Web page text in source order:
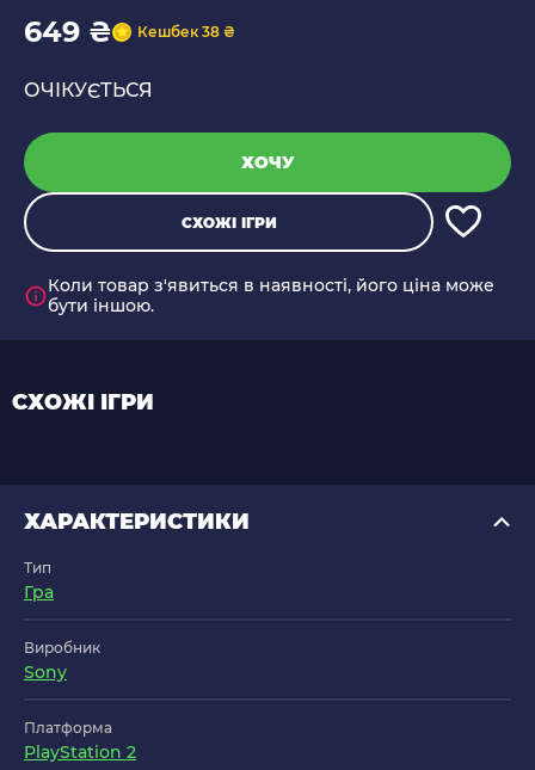
649 ₴ Кешбек 38 ₴
ОЧІКУЄТЬСЯ
ХОЧУ
СХОЖІ ІГРИ
Коли товар з'явиться в наявності, його ціна може
бути іншою.
СХОЖІ ІГРИ
ХАРАКТЕРИСТИКИ
Тип
Гра
Виробник
Sony
Платформа
PlayStation 2